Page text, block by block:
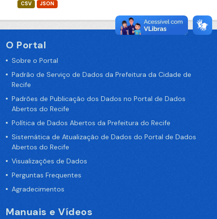
CSV JSON
O Portal
Sobre o Portal
Padrão de Serviço de Dados da Prefeitura da Cidade de
Recife
Padrões de Publicação dos Dados no Portal de Dados
Abertos do Recife
Política de Dados Abertos da Prefeitura do Recife
Sistemática de Atualização de Dados do Portal de Dados
Abertos do Recife
Visualizações de Dados
Perguntas Frequentes
Agradecimentos
Manuais e Vídeos